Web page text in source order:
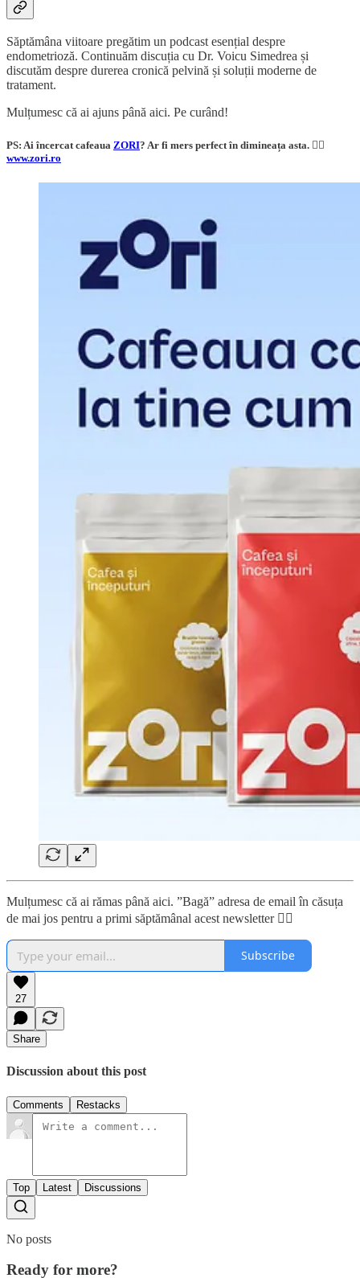
Săptămâna viitoare pregătim un podcast esențial despre
endometrioză. Continuăm discuția cu Dr. Voicu Simedrea și
discutăm despre durerea cronică pelvină și soluții moderne de
tratament.
Mulțumesc că ai ajuns până aici. Pe curând!
PS: Ai încercat cafeaua ZORI? Ar fi mers perfect în dimineața asta. 👇🏼
www.zori.ro
Mulțumesc că ai rămas până aici. ”Bagă” adresa de email în căsuța
de mai jos pentru a primi săptămânal acest newsletter 👇🏼
Subscribe
27
Share
Discussion about this post
Comments Restacks
Top Latest Discussions
No posts
Ready for more?